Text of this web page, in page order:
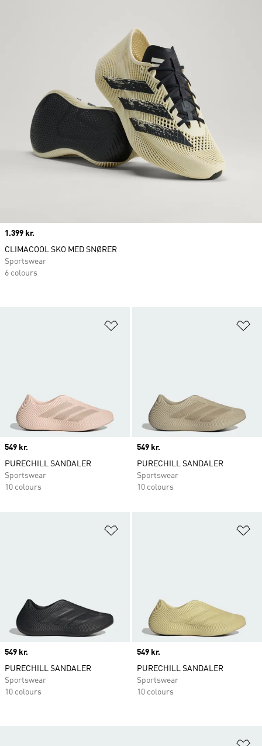
Price
549 kr.
PURECHILL SANDALER
Sportswear
10 colours
Price
549 kr.
PURECHILL SANDALER
Sportswear
10 colours
Price
549 kr.
PURECHILL SANDALER
Sportswear
10 colours
Price
549 kr.
PURECHILL SANDALER
Sportswear
10 colours
Price
1.399 kr.
CLIMACOOL SKO MED SNØRER
Sportswear
6 colours